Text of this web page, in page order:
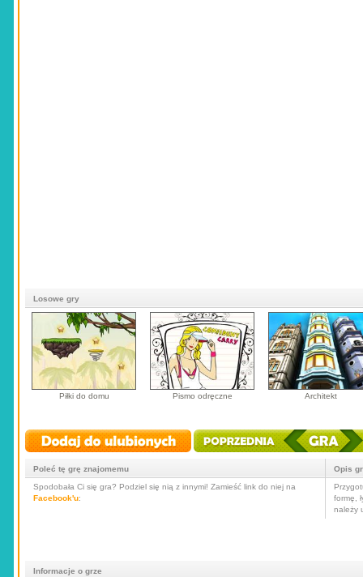
Losowe gry
Piłki do domu Pismo odręczne Architekt
Poleć tę grę znajomemu
Spodobała Ci się gra? Podziel się nią z innymi! Zamieść link do niej na
Facebook'u:
Opis
formę,
należy
Informacje o grze